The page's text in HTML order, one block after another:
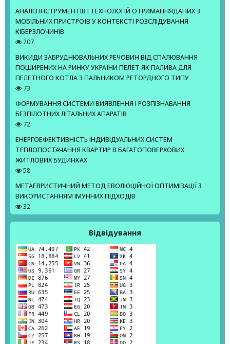
АНАЛІЗ ІНСТРУМЕНТІВ І ТЕХНОЛОГІЙ ОТРИМАННЯДАНИХ З
МОБІЛЬНИХ ПРИСТРОЇВ У КОНТЕКСТІ РОЗСЛІДУВАННЯ
КІБЕРЗЛОЧИНІВ
207
ВИКИДИ ЗАБРУДНЮВАЛЬНИХ РЕЧОВИН ВІД СПАЛЮВАННЯ
ПОШИРЕНИХ НА РИНКУ УКРАЇНИ ПЕЛЕТ ЯК ПАЛИВА ДЛЯ
ПЕЛЕТНОГО КОТЛА З ПАЛЬНИКОМ РЕТОРДНОГО ТИПУ
73
ФОРМУВАННЯ СИСТЕМИ ВИЯВЛЕННЯ І РОЗПІЗНАВАННЯ
БЕЗПІЛОТНИХ ЛІТАЛЬНИХ АПАРАТІВ
72
ЕНЕРГОЕФЕКТИВНІСТЬ ІНДИВІДУАЛЬНИХ СИСТЕМ
ТЕПЛОПОСТАЧАННЯ КВАРТИР В БАГАТОПОВЕРХОВИХ
ЖИТЛОВИХ БУДИНКАХ
58
МЕТАЕВРИСТИЧНИЙ МЕТОД ЕВОЛЮЦІЙНОЇ ОПТИМІЗАЦІЇ З
ВИКОРИСТАННЯМ ІМУННИХ ПІДХОДІВ
32
Відвідування